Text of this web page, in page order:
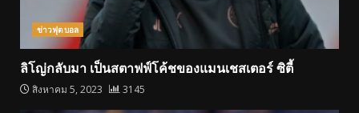
ข่าวฟุตบอล
ลิโญ่กลับมา เป็นสตาฟฟ์โค้ชของแมนเชสเตอร์ ซิตี้
สิงหาคม 5, 2023 3145